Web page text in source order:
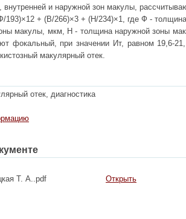
и наружной зон макулы,
193)×12 + (В/266)×3 + (Н/234)×1, где Ф -
макулы, мкм, H - толщина наружной зоны
фокальный, при значении Ит, равном 19,6-
макулярный отек.
отек, диагностика
Т. А..pdf
Открыть